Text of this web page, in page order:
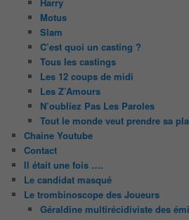
Motus
Slam
C’est quoi un casting ?
Tous les castings
Les 12 coups de midi
Les Z’Amours
N’oubliez Pas Les Paroles
Tout le monde veut prendre sa
Chaine Youtube
Contact
Il était une fois ….
Le candidat masqué
Le trombinoscope des Joueurs
Géraldine multirécidiviste des